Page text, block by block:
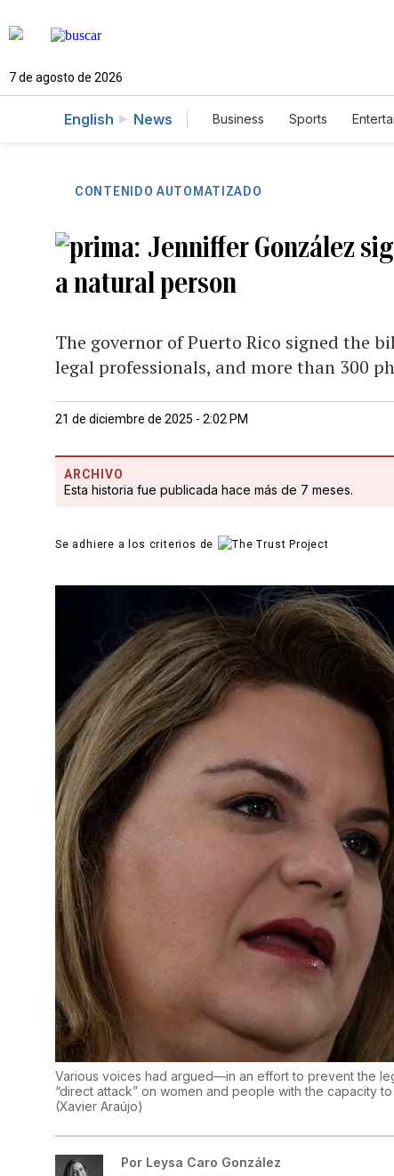
7 de agosto de 2026
English News Business Sports
CONTENIDO AUTOMATIZADO
Jenniffer González
a natural person
The governor of Puerto Rico signed the
legal professionals, and more than 300
21 de diciembre de 2025 - 2:02 PM
ARCHIVO
Esta historia fue publicada hace más de 7 meses.
Se adhiere a los criterios de
Various voices had argued—in an effort to prevent the
“direct attack” on women and people with the capacity
(Xavier Araújo)
Por Leysa Caro González